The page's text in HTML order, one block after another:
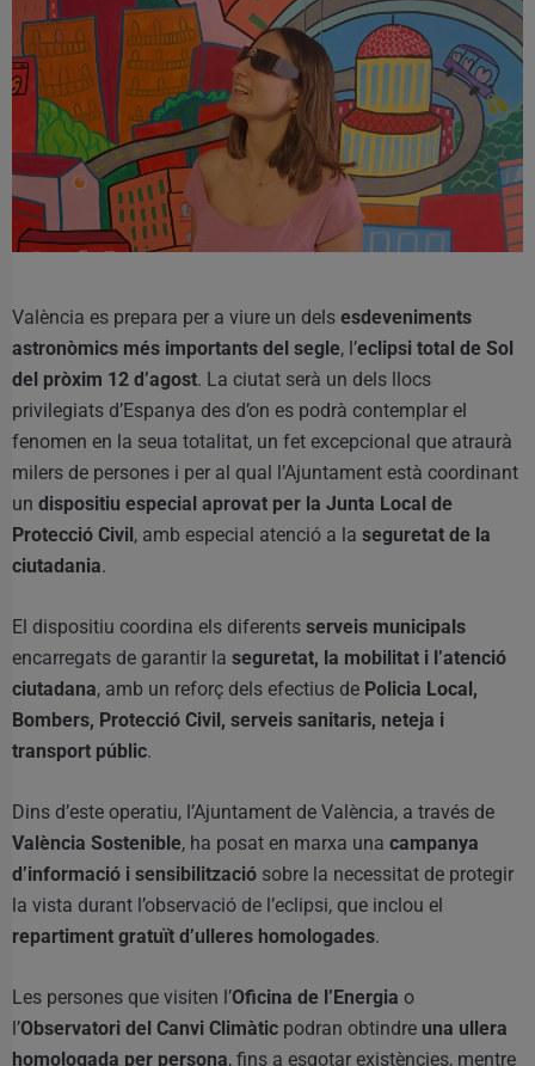
València es prepara per a viure un dels esdeveniments
astronòmics més importants del segle, l’eclipsi total de Sol
del pròxim 12 d’agost. La ciutat serà un dels llocs
privilegiats d’Espanya des d’on es podrà contemplar el
fenomen en la seua totalitat, un fet excepcional que atraurà
milers de persones i per al qual l’Ajuntament està coordinant
un dispositiu especial aprovat per la Junta Local de
Protecció Civil , amb especial atenció a la seguretat de la
ciutadania.
El dispositiu coordina els diferents serveis municipals
encarregats de garantir la seguretat, la mobilitat i l’atenció
ciutadana, amb un reforç dels efectius de Policia Local,
Bombers, Protecció Civil, serveis sanitaris, neteja i
transport públic.
Dins d’este operatiu, l’Ajuntament de València, a través de
València Sostenible, ha posat en marxa una campanya
d’informació i sensibilització sobre la necessitat de protegir
la vista durant l’observació de l’eclipsi, que inclou el
repartiment gratuït d’ulleres homologades.
Les persones que visiten l’Oficina de l’Energia o
l’Observatori del Canvi Climàtic podran obtindre una ullera
homologada per persona, fins a esgotar existències, mentre